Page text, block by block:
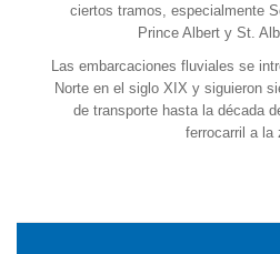
ciertos tramos, especialmente
Prince Albert y St.
Las embarcaciones fluviales se
Norte en el siglo XIX y siguieron
de transporte hasta la década
ferrocarril a la